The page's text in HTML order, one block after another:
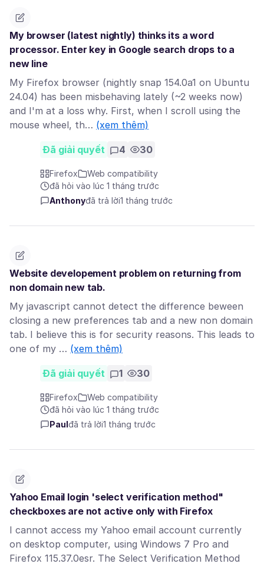
My browser (latest nightly) thinks its a word
processor. Enter key in Google search drops to a
new line
My Firefox browser (nightly snap 154.0a1 on Ubuntu
24.04) has been misbehaving lately (~2 weeks now)
and I'm at a loss why. First, when I scroll using the
mouse wheel, th… (xem thêm)
Đã giải quyết 4 30
Firefox
Web compatibility
đã hỏi vào lúc 1 tháng trước
Anthonyđã trả lời1 tháng trước
Website developement problem on returning from
non domain new tab.
My javascript cannot detect the difference beween
closing a new preferences tab and a new non domain
tab. I believe this is for security reasons. This leads to
one of my … (xem thêm)
Đã giải quyết 1 30
Firefox
Web compatibility
đã hỏi vào lúc 1 tháng trước
Paul đã trả lời1 tháng trước
Yahoo Email login 'select verification method"
checkboxes are not active only with Firefox
I cannot access my Yahoo email account currently
on desktop computer, using Windows 7 Pro and
Firefox 115.37.0esr. The Select Verification Method